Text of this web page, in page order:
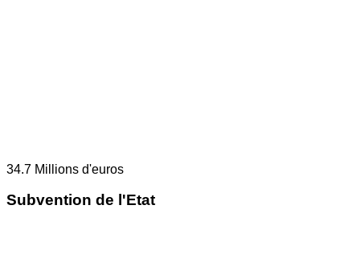
34.7 Millions d'euros
Subvention de l'Etat